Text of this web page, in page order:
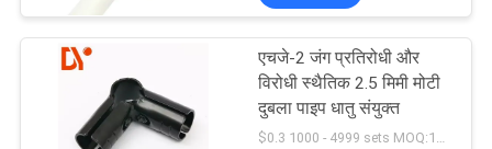
एचजे-2 जंग प्रतिरोधी और
विरोधी स्थैतिक 2.5 मिमी मोटी
दुबला पाइप धातु संयुक्त
$0.3 1000 - 4999 sets MOQ:1000